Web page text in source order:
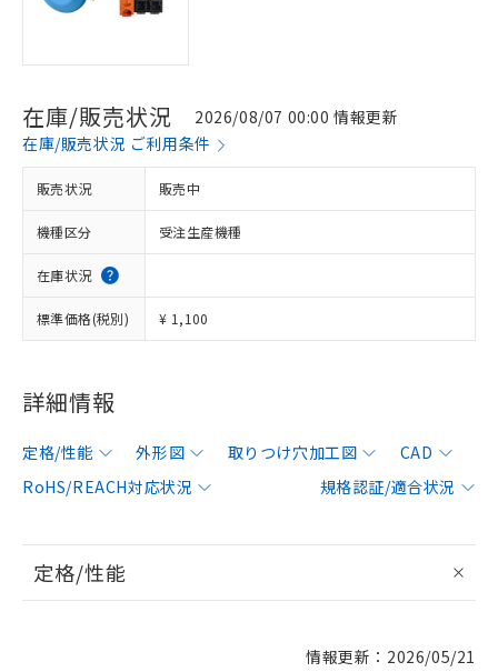
在庫/販売状況
2026/08/07 00:00 情報更新
在庫/販売状況 ご利用条件
販売状況 販売中
機種区分 受注生産機種
在庫状況
標準価格(税別) ¥ 1,100
詳細情報
定格/性能 外形図 取りつけ穴加工図
CAD
RoHS/REACH対応状況
規格認証/適合状況
定格/性能
情報更新：2026/05/21